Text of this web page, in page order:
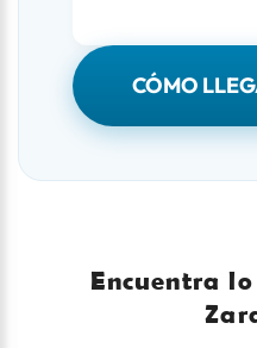
CÓMO
Encuentra